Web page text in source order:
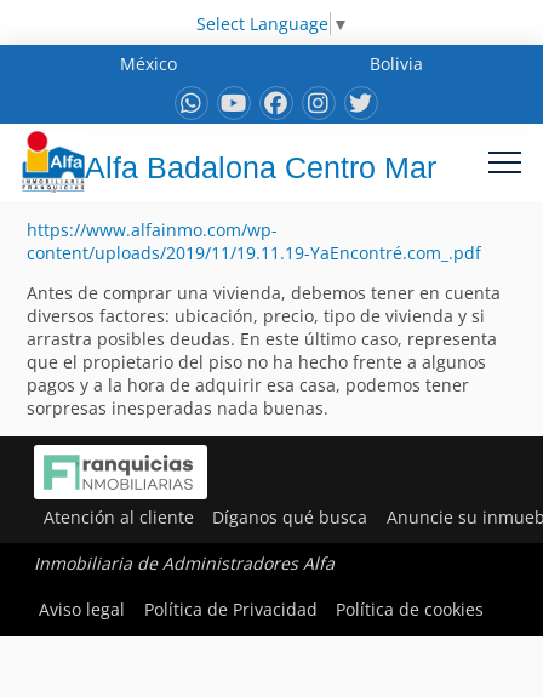
Select Language ▼
México
Bolivia
Alfa Badalona Centro Mar
https://www.alfainmo.com/wp-
content/uploads/2019/11/19.11.19-YaEncontré.com_.pdf
Antes de comprar una vivienda, debemos tener en cuenta
diversos factores: ubicación, precio, tipo de vivienda y si
arrastra posibles deudas. En este último caso, representa
que el propietario del piso no ha hecho frente a algunos
pagos y a la hora de adquirir esa casa, podemos tener
sorpresas inesperadas nada buenas.
Atención al cliente Díganos qué busca Anuncie su
Inmobiliaria de Administradores Alfa
Aviso legal
Política de Privacidad Política de cookies